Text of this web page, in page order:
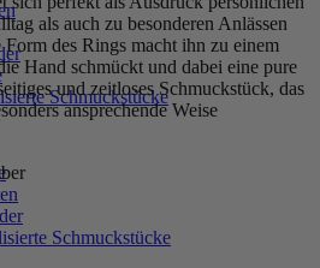
Schmuckstücke
Schmuckstücke
als auch zu besonderen Anlässen
des Rings macht ihn zu einem
Hand schmückt und dabei eine pure
und zeitloses Schmuckstück, das
ansprechende Weise